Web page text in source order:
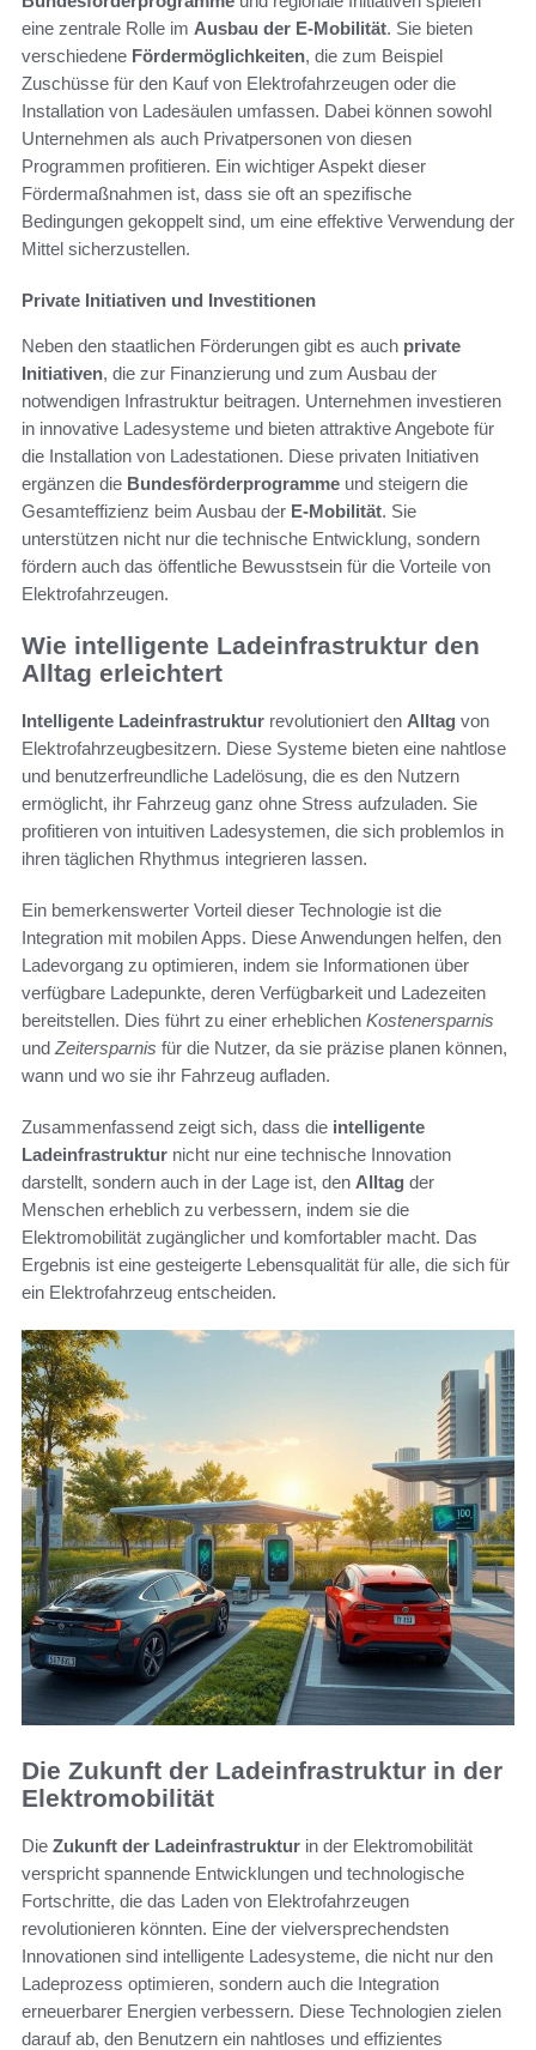
eine zentrale Rolle im Ausbau der E-Mobilität. Sie bieten
verschiedene Fördermöglichkeiten, die zum Beispiel
Zuschüsse für den Kauf von Elektrofahrzeugen oder die
Installation von Ladesäulen umfassen. Dabei können sowohl
Unternehmen als auch Privatpersonen von diesen
Programmen profitieren. Ein wichtiger Aspekt dieser
Fördermaßnahmen ist, dass sie oft an spezifische
Bedingungen gekoppelt sind, um eine effektive Verwendung der
Mittel sicherzustellen.
Private Initiativen und Investitionen
Neben den staatlichen Förderungen gibt es auch private
Initiativen, die zur Finanzierung und zum Ausbau der
notwendigen Infrastruktur beitragen. Unternehmen investieren
in innovative Ladesysteme und bieten attraktive Angebote für
die Installation von Ladestationen. Diese privaten Initiativen
ergänzen die Bundesförderprogramme und steigern die
Gesamteffizienz beim Ausbau der E-Mobilität. Sie
unterstützen nicht nur die technische Entwicklung, sondern
fördern auch das öffentliche Bewusstsein für die Vorteile von
Elektrofahrzeugen.
Wie intelligente Ladeinfrastruktur den
Alltag erleichtert
Intelligente Ladeinfrastruktur revolutioniert den Alltag von
Elektrofahrzeugbesitzern. Diese Systeme bieten eine nahtlose
und benutzerfreundliche Ladelösung, die es den Nutzern
ermöglicht, ihr Fahrzeug ganz ohne Stress aufzuladen. Sie
profitieren von intuitiven Ladesystemen, die sich problemlos in
ihren täglichen Rhythmus integrieren lassen.
Ein bemerkenswerter Vorteil dieser Technologie ist die
Integration mit mobilen Apps. Diese Anwendungen helfen, den
Ladevorgang zu optimieren, indem sie Informationen über
verfügbare Ladepunkte, deren Verfügbarkeit und Ladezeiten
bereitstellen. Dies führt zu einer erheblichen Kostenersparnis
und Zeitersparnis für die Nutzer, da sie präzise planen können,
wann und wo sie ihr Fahrzeug aufladen.
Zusammenfassend zeigt sich, dass die intelligente
Ladeinfrastruktur nicht nur eine technische Innovation
darstellt, sondern auch in der Lage ist, den Alltag der
Menschen erheblich zu verbessern, indem sie die
Elektromobilität zugänglicher und komfortabler macht. Das
Ergebnis ist eine gesteigerte Lebensqualität für alle, die sich für
ein Elektrofahrzeug entscheiden.
Die Zukunft der Ladeinfrastruktur in der
Elektromobilität
Die Zukunft der Ladeinfrastruktur in der Elektromobilität
verspricht spannende Entwicklungen und technologische
Fortschritte, die das Laden von Elektrofahrzeugen
revolutionieren könnten. Eine der vielversprechendsten
Innovationen sind intelligente Ladesysteme, die nicht nur den
Ladeprozess optimieren, sondern auch die Integration
erneuerbarer Energien verbessern. Diese Technologien zielen
darauf ab, den Benutzern ein nahtloses und effizientes